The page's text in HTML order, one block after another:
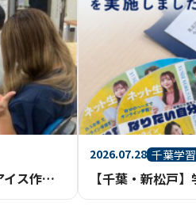
【千葉・新松戸】冷凍庫なしでアイス作り！ 「家庭基礎」で科
2026.07.28 千葉学